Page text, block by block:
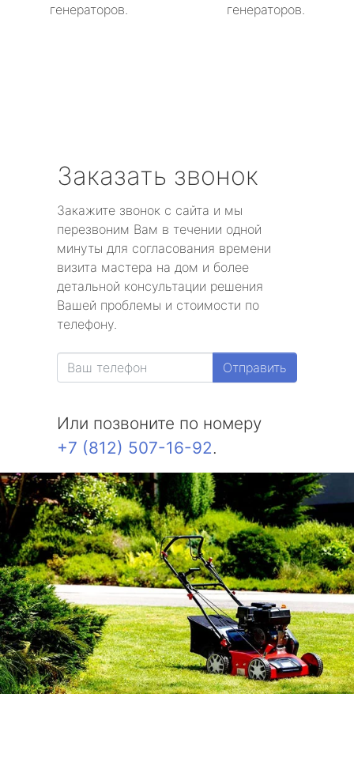
генераторов.
генераторов.
Заказать звонок
Закажите звонок с сайта и мы
перезвоним Вам в течении одной
минуты для согласования времени
визита мастера на дом и более
детальной консультации решения
Вашей проблемы и стоимости по
телефону.
Отправить
Или позвоните по номеру
+7 (812) 507-16-92.